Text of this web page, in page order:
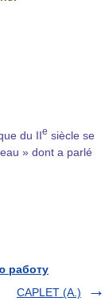
du IIe siècle se
» dont a parlé
работу
CAPLET (A.)